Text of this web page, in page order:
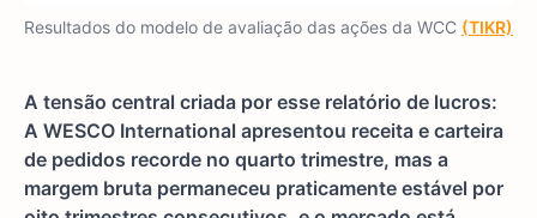
Resultados do modelo de avaliação das ações da WCC (TIKR)
A tensão central criada por esse relatório de lucros:
A WESCO International apresentou receita e carteira
de pedidos recorde no quarto trimestre, mas a
margem bruta permaneceu praticamente estável por